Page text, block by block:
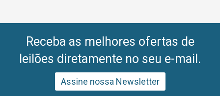
Receba as melhores ofertas de
leilões diretamente no seu e-mail.
Assine nossa Newsletter